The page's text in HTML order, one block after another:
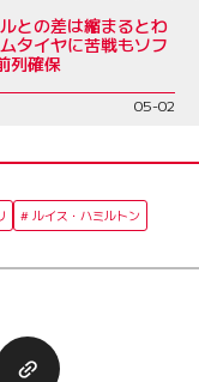
との差は縮まるとわ
タイヤに苦戦もソフ
列確保
05-02
ルイス・ハミルトン